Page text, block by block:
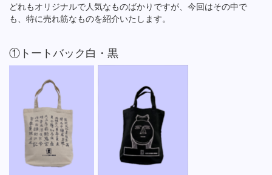
どれもオリジナルで人気なものばかりですが、今回はその中で
も、特に売れ筋なものを紹介いたします。
①トートバック白・黒